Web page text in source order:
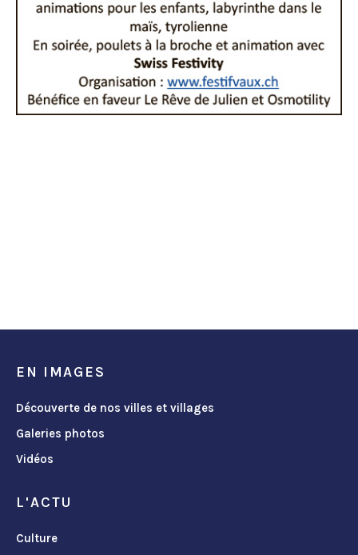
EN IMAGES
Découverte de nos villes et villages
Galeries photos
Vidéos
L'ACTU
Culture